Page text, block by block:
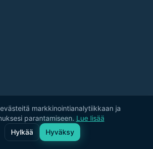
markkinointianalytiikkaan ja
parantamiseen. Lue lisää
Hylkää
Hyväksy